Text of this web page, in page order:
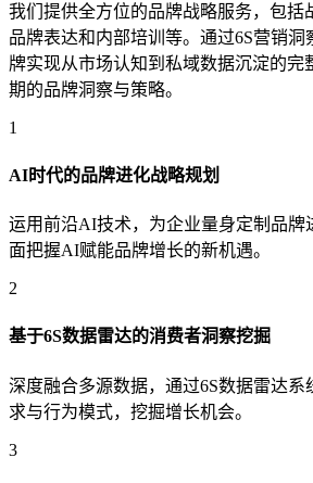
我们提供全方位的品牌战略服务，包括
品牌表达和内部培训等。通过6S营销洞
牌实现从市场认知到私域数据沉淀的完
期的品牌洞察与策略。
1
AI时代的品牌进化战略规划
运用前沿AI技术，为企业量身定制品牌
面把握AI赋能品牌增长的新机遇。
2
基于6S数据雷达的消费者洞察挖掘
深度融合多源数据，通过6S数据雷达系
求与行为模式，挖掘增长机会。
3